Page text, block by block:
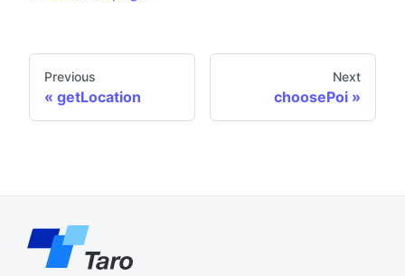
Previous
getLocation
Next
choosePoi